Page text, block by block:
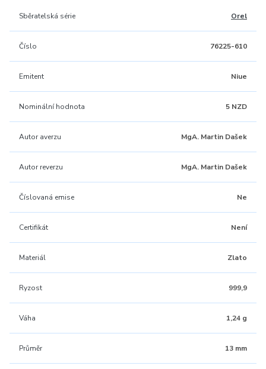
Sběratelská série Orel
Číslo 76225-610
Emitent Niue
Nominální hodnota 5 NZD
Autor averzu MgA. Martin Dašek
Autor reverzu MgA. Martin Dašek
Číslovaná emise Ne
Certifikát Není
Materiál Zlato
Ryzost 999,9
Váha 1,24 g
Průměr 13 mm